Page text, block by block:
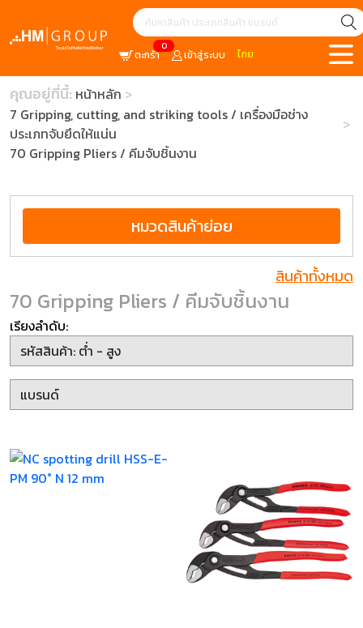
0
ตะกร้า เข้าสู่ระบบ ไทย
คุณอยู่ที่นี้: หน้าหลัก
7 Gripping, cutting, and striking tools / เครื่องมือช่าง
ประเภทจับยึดให้แน่น
70 Gripping Pliers / คีมจับชิ้นงาน
หมวดสินค้าย่อย
สินค้าทั้งหมด
70 Gripping Pliers / คีมจับชิ้นงาน
เรียงลำดับ: